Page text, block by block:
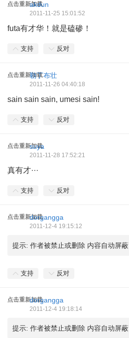
点击重新加载
akdun
2011-11-25 15:01:52
futa有才华！就是磕碜！
支持 反对
点击重新加载勒丁布壮
2011-11-26 04:40:18
sain sain sain, umesi sain!
支持 反对
点击重新加载
suya
2011-11-28 17:52:21
真有才···
支持 反对
点击重新加载dorgangga
2011-12-4 19:15:12
提示: 作者被禁止或删除 内容自动屏蔽
支持 反对
点击重新加载dorgangga
2011-12-4 19:18:14
提示: 作者被禁止或删除 内容自动屏蔽